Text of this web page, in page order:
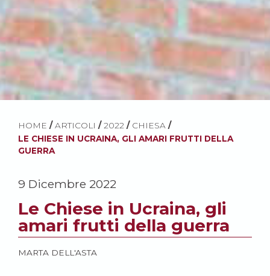
HOME / ARTICOLI / 2022 / CHIESA /
LE CHIESE IN UCRAINA, GLI AMARI FRUTTI DELLA
GUERRA
9 Dicembre 2022
Le Chiese in Ucraina, gli
amari frutti della guerra
MARTA DELL'ASTA